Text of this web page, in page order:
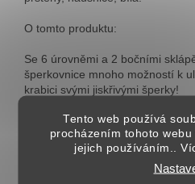
Tento web používá
procházením tohoto
jejich používáním..
O tomto produktu:
Se 6 úrovněmi a 2 bočními
šperkovnice mnoho možností k
krabici svými jiskřivými šperky!
prsteny, náhrdelníky, hodinky...
šperkovnici. Takže nemusíte
šperky, protože i váš čas je
Hodí se k vašemu stylu: